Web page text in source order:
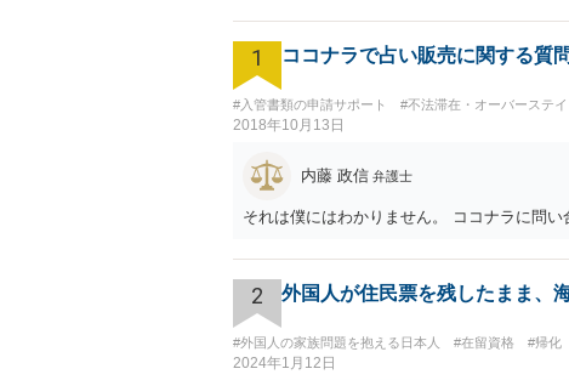
1 ココナラで占い販売に関する質問
#入管書類の申請サポート #不法滞在・オーバーステイ
2018年10月13日
内藤 政信 弁護士
それは僕にはわかりません。 ココナラに問い
2 外国人が住民票を残したまま、
#外国人の家族問題を抱える日本人 #在留資格 #帰化
2024年1月12日